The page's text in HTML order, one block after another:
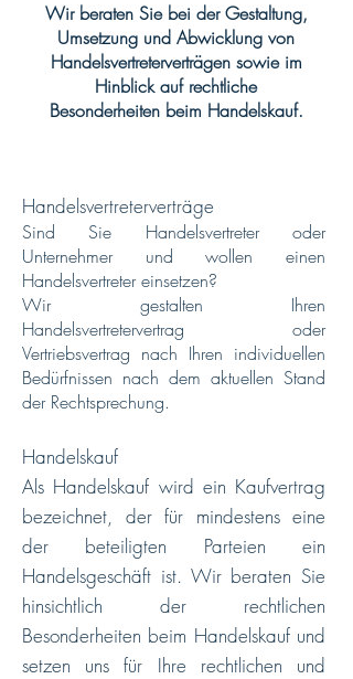
Handelsvertreterverträge
Sind Sie Handelsvertreter oder
Unternehmer und wollen einen
Handelsvertreter einsetzen?
Wir gestalten Ihren
Handelsvertretervertrag oder
Vertriebsvertrag nach Ihren individuellen
Bedürfnissen nach dem aktuellen Stand
der Rechtsprechung.
Handelskauf
Als Handelskauf wird ein Kaufvertrag
bezeichnet, der für mindestens eine
der beteiligten Parteien ein
Handelsgeschäft ist. Wir beraten Sie
hinsichtlich der rechtlichen
Besonderheiten beim Handelskauf und
setzen uns für Ihre rechtlichen und
Wir beraten Sie bei der Gestaltung,
Umsetzung und Abwicklung von
Handelsvertreterverträgen sowie im
Hinblick auf rechtliche
Besonderheiten beim Handelskauf.